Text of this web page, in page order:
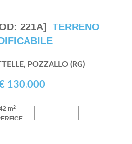
221A] TERRENO
POZZALLO (RG)
130.000
m2